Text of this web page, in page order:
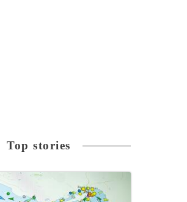
Top stories